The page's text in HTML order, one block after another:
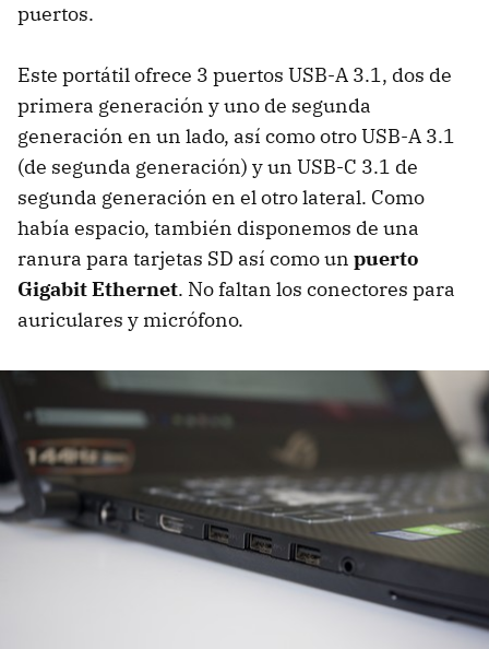
puertos.
Este portátil ofrece 3 puertos USB-A 3.1, dos de
primera generación y uno de segunda
generación en un lado, así como otro USB-A 3.1
(de segunda generación) y un USB-C 3.1 de
segunda generación en el otro lateral. Como
había espacio, también disponemos de una
ranura para tarjetas SD así como un puerto
Gigabit Ethernet. No faltan los conectores para
auriculares y micrófono.